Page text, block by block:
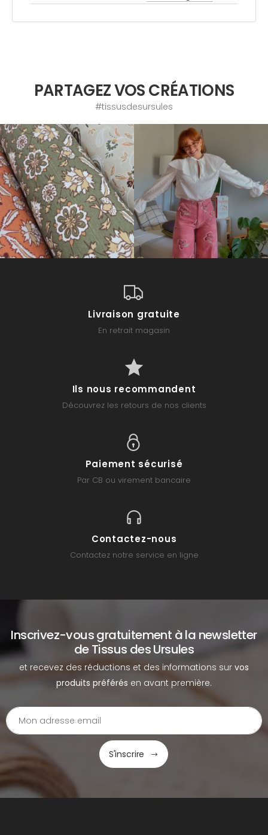
PARTAGEZ VOS CRÉATIONS
#tissusdesursules
Livraison gratuite
En retrait magasin
Ils nous recommandent
Découvrez les retours de nos clients
Paiement sécurisé
Par CB ou virement bancaire
Contactez-nous
Contactez notre service en ligne
Inscrivez-vous gratuitement à la newsletter
de Tissus des Ursules
et recevez des réductions et des informations sur vos
produits préférés en avant première.
S'inscrire